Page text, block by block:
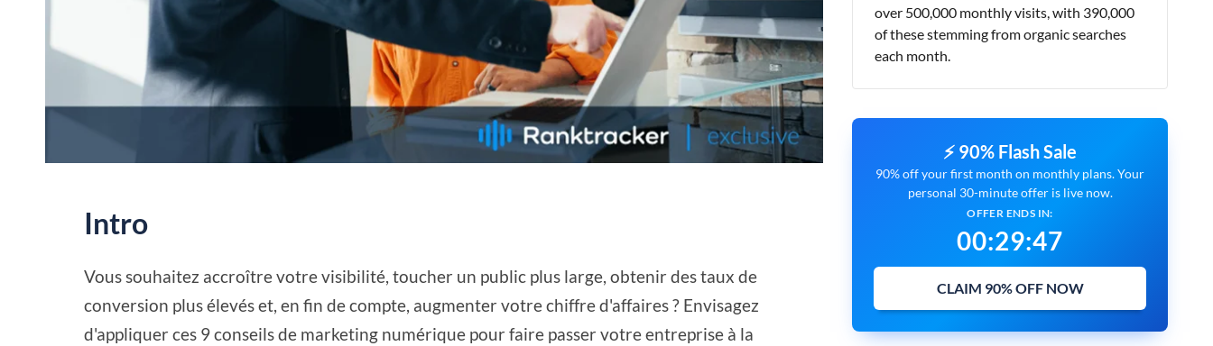
Intro
Vous souhaitez accroître votre visibilité, toucher un public plus large, obtenir des taux de
conversion plus élevés et, en fin de compte, augmenter votre chiffre d'affaires ? Envisagez
d'appliquer ces 9 conseils de marketing numérique pour faire passer votre entreprise à la
over 500,000 monthly visits, with 390,000
of these stemming from organic searches
each month.
⚡ 90% Flash Sale
90% off your first month on monthly plans. Your
personal 30-minute offer is live now.
OFFER ENDS IN:
00:29:45
CLAIM 90% OFF NOW